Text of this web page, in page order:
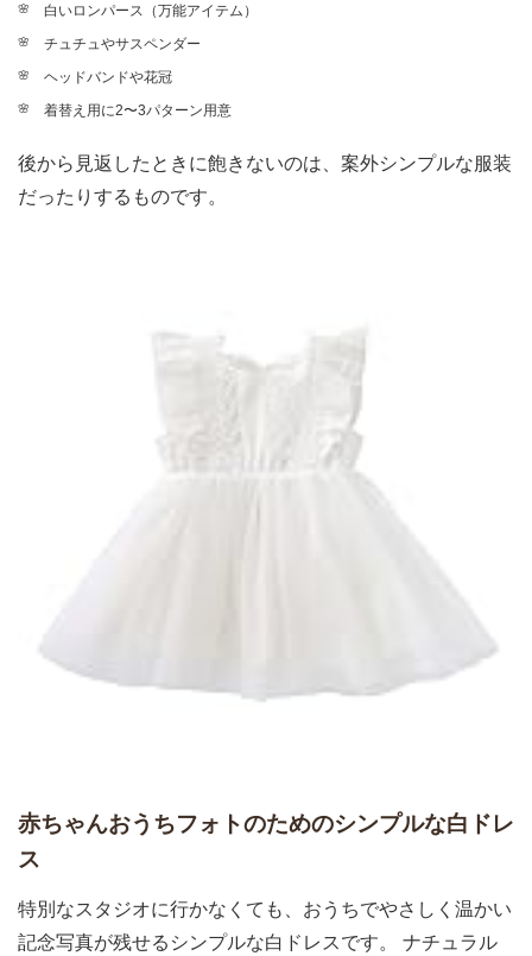
白いロンパース（万能アイテム）
チュチュやサスペンダー
ヘッドバンドや花冠
着替え用に2〜3パターン用意
後から見返したときに飽きないのは、案外シンプルな服装
だったりするものです。
赤ちゃんおうちフォトのためのシンプルな白ドレ
ス
特別なスタジオに行かなくても、おうちでやさしく温かい
記念写真が残せるシンプルな白ドレスです。 ナチュラル